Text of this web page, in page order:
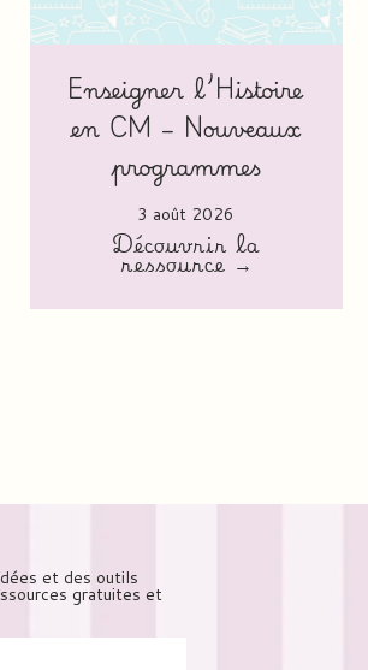
Enseigner l’Histoire
en CM – Nouveaux
programmes
3 août 2026
Découvrir la
ressource →
et des outils
gratuites et